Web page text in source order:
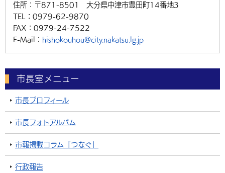
住所： 〒871-8501 大分県中津市豊田町14番地3
TEL： 0979-62-9870
FAX： 0979-24-7522
E-Mail： hishokouhou@city.nakatsu.lg.jp
市長室メニュー
市長プロフィール
市長フォトアルバム
市報掲載コラム「つなぐ」
行政報告